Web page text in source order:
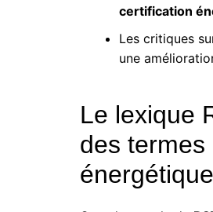
certification
Les critiques
une
Le lexique
des
énergétique